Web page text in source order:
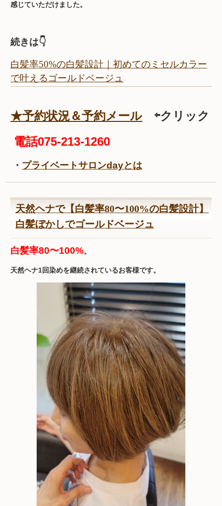
感じていただけました。
続きは👇
白髪率50%の白髪設計｜初めてのミセルカラー
で叶えるゴールドベージュ
★予約状況＆予約メール ⇦クリック
電話075-213-1260
・ プライベートサロンdayとは
天然ヘナで【白髪率80〜100%の白髪設計】
白髪ぼかしでゴールドベージュ
白髪率80〜100%。
天然ヘナ1回染めを継続されているお客様です。